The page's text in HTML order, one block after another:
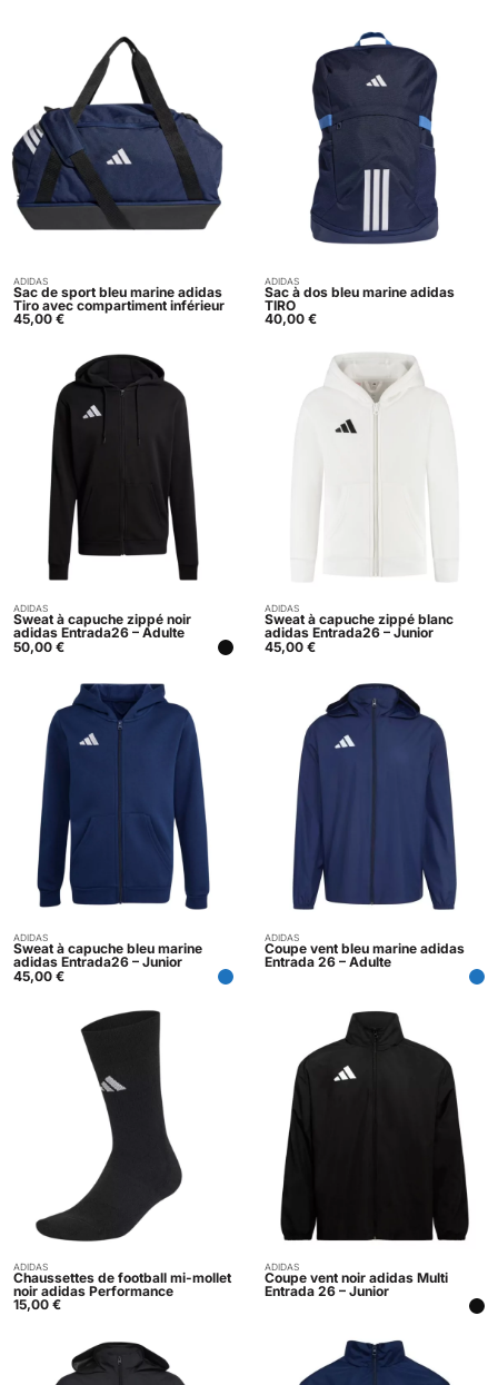
Acheter
ADIDAS
Sac de sport bleu marine adidas
Tiro avec compartiment inférieur
45,00 €
Acheter
ADIDAS
Sac à dos bleu marine adidas
TIRO
40,00 €
Acheter
ADIDAS
Sweat à capuche zippé noir
adidas Entrada26 – Adulte
50,00 €
Acheter
ADIDAS
Sweat à capuche zippé blanc
adidas Entrada26 – Junior
45,00 €
Acheter
ADIDAS
Sweat à capuche bleu marine
adidas Entrada26 – Junior
45,00 €
Indisponible
ADIDAS
Coupe vent bleu marine adidas
Entrada 26 – Adulte
Acheter
ADIDAS
Chaussettes de football mi-mollet
noir adidas Performance
15,00 €
Indisponible
ADIDAS
Coupe vent noir adidas Multi
Entrada 26 – Junior